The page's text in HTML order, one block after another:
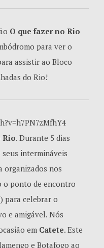
O que fazer no Rio
para ver o
assistir ao Bloco
do Rio!
Rio. Durante 5 dias
intermináveis
organizados nos
o ponto de encontro
para celebrar o
e amigável. Nós
em Catete. Este
e Botafogo ao